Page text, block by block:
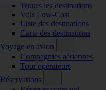
Toutes les destinations
Vols Low-Cost
Liste des destinations
Carte des destinations
Voyage en avion
Compagnies aériennes
Tour opérateurs
Réservations